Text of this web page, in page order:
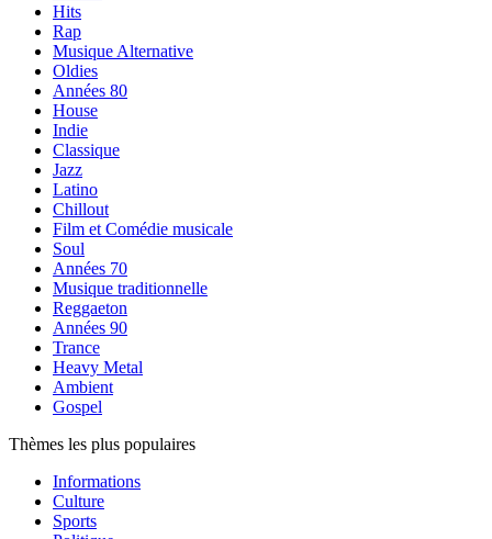
Hits
Rap
Musique Alternative
Oldies
Années 80
House
Indie
Classique
Jazz
Latino
Chillout
Film et Comédie musicale
Soul
Années 70
Musique traditionnelle
Reggaeton
Années 90
Trance
Heavy Metal
Ambient
Gospel
Thèmes les plus populaires
Informations
Culture
Sports